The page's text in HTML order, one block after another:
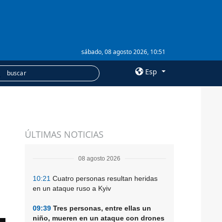
sábado, 08 agosto 2026, 10:51
Esp
Suscripción
ÚLTIMAS NOTICIAS
08 agosto 2026
10:21 Cuatro personas resultan heridas
en un ataque ruso a Kyiv
09:39 Tres personas, entre ellas un
niño, mueren en un ataque con drones